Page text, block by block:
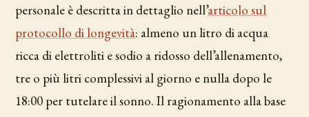
personale è descritta in dettaglio nell’articolo sul
protocollo di longevità: almeno un litro di acqua
ricca di elettroliti e sodio a ridosso dell’allenamento,
tre o più litri complessivi al giorno e nulla dopo le
18:00 per tutelare il sonno. Il ragionamento alla base